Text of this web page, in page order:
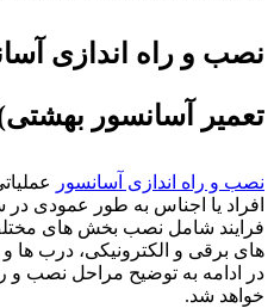
نصب و راه اندازی
تعمیر آسانسور
نصب و راه اندازی آسانسور
افراد یا اجناس به طور عمودی
فرایند شامل نصب بخش های
های برقی و الکترونیکی، درب ها
در ادامه به توضیح مراحل نصب و
خواهد شد.